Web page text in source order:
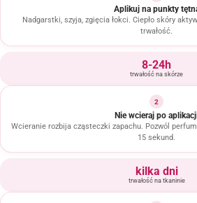
Aplikuj na punkty
Nadgarstki, szyja, zgięcia łokci. Ciepło skóry
trwałość.
8-24h
trwałość na skórze
2
Nie wcieraj po
Wcieranie rozbija cząsteczki zapachu. Pozwól
15 sekund.
kilka dni
trwałość na tkaninie